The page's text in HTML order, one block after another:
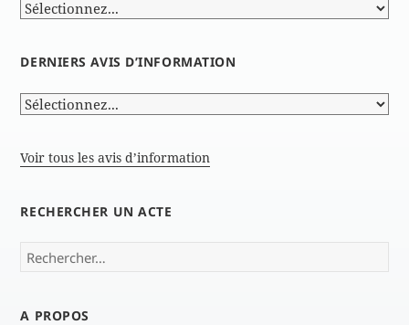
DERNIERS AVIS D’INFORMATION
Voir tous les avis d’information
RECHERCHER UN ACTE
Rechercher :
A PROPOS